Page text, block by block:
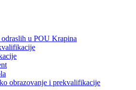
u POU Krapina
obrazovanje i prekvalifikacije